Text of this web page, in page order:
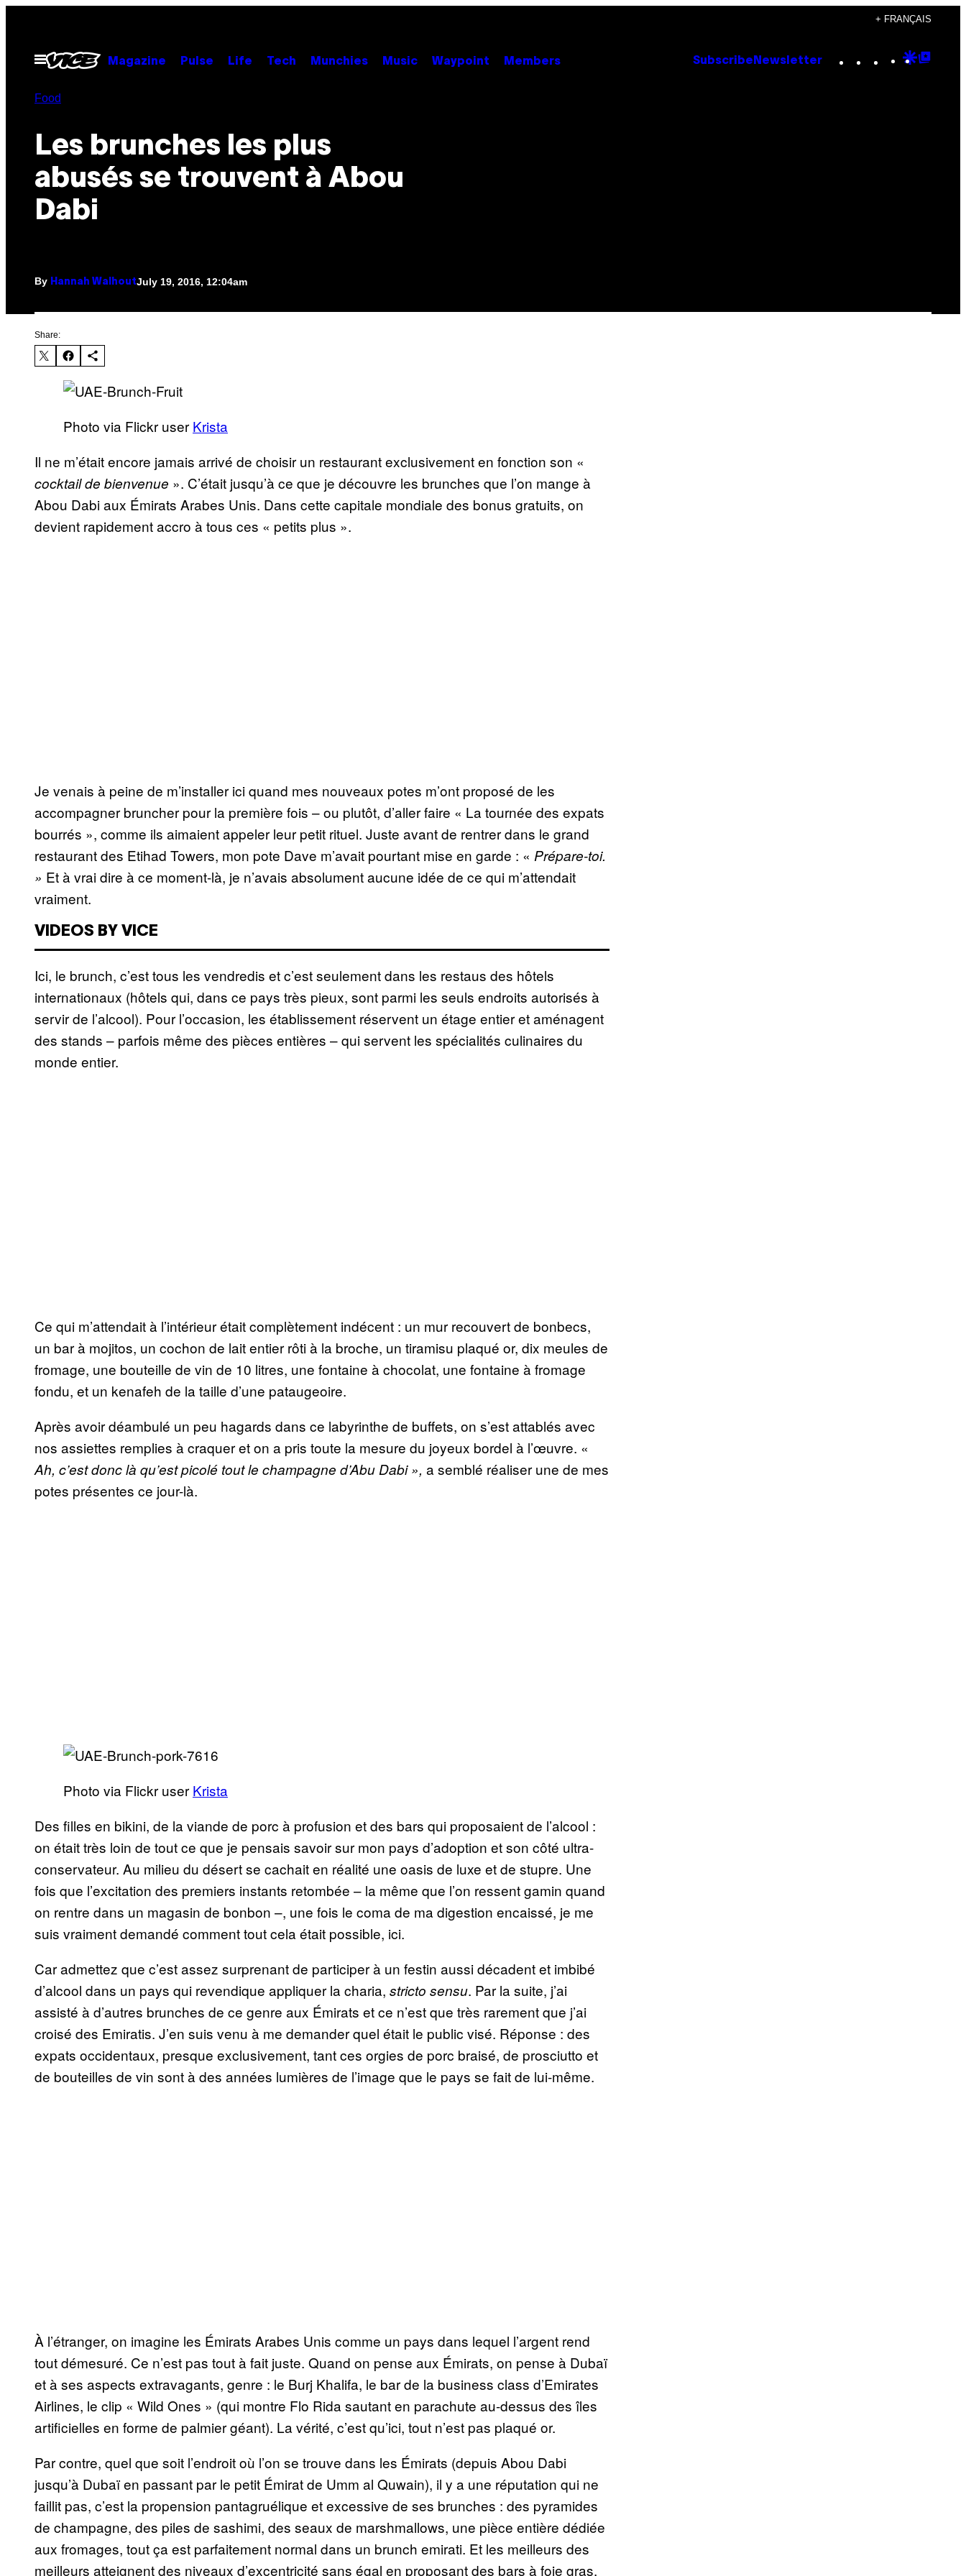
content
+ FRANÇAIS
Open
Menu
Magazine Pulse Life Tech Munchies Music Waypoint Members Subscribe Newsletter Instagram
TikTok
YouTube
Google
Food
Les brunches les plus
abusés se trouvent à Abou
Dabi
By Hannah WalhoutJuly 19, 2016, 12:04am
Share:
Photo via Flickr user Krista
Il ne m’était encore jamais arrivé de choisir un restaurant exclusivement en fonction son «
cocktail de bienvenue ». C’était jusqu’à ce que je découvre les brunches que l’on mange à
Abou Dabi aux Émirats Arabes Unis. Dans cette capitale mondiale des bonus gratuits, on
devient rapidement accro à tous ces « petits plus ».
Je venais à peine de m’installer ici quand mes nouveaux potes m’ont proposé de les
accompagner bruncher pour la première fois – ou plutôt, d’aller faire « La tournée des expats
bourrés », comme ils aimaient appeler leur petit rituel. Juste avant de rentrer dans le grand
restaurant des Etihad Towers, mon pote Dave m’avait pourtant mise en garde : « Prépare-toi.
» Et à vrai dire à ce moment-là, je n’avais absolument aucune idée de ce qui m’attendait
vraiment.
VIDEOS BY VICE
Ici, le brunch, c’est tous les vendredis et c’est seulement dans les restaus des hôtels
internationaux (hôtels qui, dans ce pays très pieux, sont parmi les seuls endroits autorisés à
servir de l’alcool). Pour l’occasion, les établissement réservent un étage entier et aménagent
des stands – parfois même des pièces entières – qui servent les spécialités culinaires du
monde entier.
Ce qui m’attendait à l’intérieur était complètement indécent : un mur recouvert de bonbecs,
un bar à mojitos, un cochon de lait entier rôti à la broche, un tiramisu plaqué or, dix meules de
fromage, une bouteille de vin de 10 litres, une fontaine à chocolat, une fontaine à fromage
fondu, et un kenafeh de la taille d’une pataugeoire.
Après avoir déambulé un peu hagards dans ce labyrinthe de buffets, on s’est attablés avec
nos assiettes remplies à craquer et on a pris toute la mesure du joyeux bordel à l’œuvre. «
Ah, c’est donc là qu’est picolé tout le champagne d’Abu Dabi », a semblé réaliser une de mes
potes présentes ce jour-là.
Photo via Flickr user Krista
Des filles en bikini, de la viande de porc à profusion et des bars qui proposaient de l’alcool :
on était très loin de tout ce que je pensais savoir sur mon pays d’adoption et son côté ultra-
conservateur. Au milieu du désert se cachait en réalité une oasis de luxe et de stupre. Une
fois que l’excitation des premiers instants retombée – la même que l’on ressent gamin quand
on rentre dans un magasin de bonbon –, une fois le coma de ma digestion encaissé, je me
suis vraiment demandé comment tout cela était possible, ici.
Car admettez que c’est assez surprenant de participer à un festin aussi décadent et imbibé
d’alcool dans un pays qui revendique appliquer la charia, stricto sensu. Par la suite, j’ai
assisté à d’autres brunches de ce genre aux Émirats et ce n’est que très rarement que j’ai
croisé des Emiratis. J’en suis venu à me demander quel était le public visé. Réponse : des
expats occidentaux, presque exclusivement, tant ces orgies de porc braisé, de prosciutto et
de bouteilles de vin sont à des années lumières de l’image que le pays se fait de lui-même.
À l’étranger, on imagine les Émirats Arabes Unis comme un pays dans lequel l’argent rend
tout démesuré. Ce n’est pas tout à fait juste. Quand on pense aux Émirats, on pense à Dubaï
et à ses aspects extravagants, genre : le Burj Khalifa, le bar de la business class d’Emirates
Airlines, le clip « Wild Ones » (qui montre Flo Rida sautant en parachute au-dessus des îles
artificielles en forme de palmier géant). La vérité, c’est qu’ici, tout n’est pas plaqué or.
Par contre, quel que soit l’endroit où l’on se trouve dans les Émirats (depuis Abou Dabi
jusqu’à Dubaï en passant par le petit Émirat de Umm al Quwain), il y a une réputation qui ne
faillit pas, c’est la propension pantagruélique et excessive de ses brunches : des pyramides
de champagne, des piles de sashimi, des seaux de marshmallows, une pièce entière dédiée
aux fromages, tout ça est parfaitement normal dans un brunch emirati. Et les meilleurs des
meilleurs atteignent des niveaux d’excentricité sans égal en proposant des bars à foie gras,